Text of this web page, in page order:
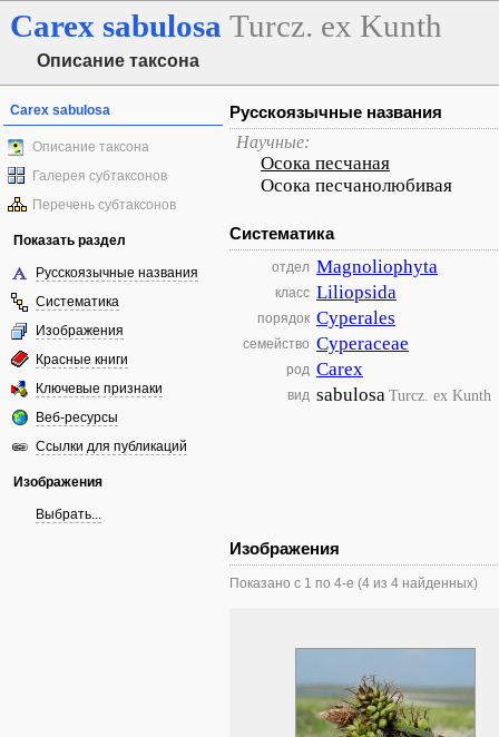
Carex sabulosa Turcz. ex Kunth
Описание таксона
Carex sabulosa
Описание таксона
Галерея субтаксонов
Перечень субтаксонов
Показать раздел
Русскоязычные названия
Систематика
Изображения
Красные книги
Ключевые признаки
Веб-ресурсы
Ссылки для публикаций
Изображения
Выбрать...
Русскоязычные названия
Научные:
Осока песчаная
Осока песчанолюбивая
Систематика
отдел Magnoliophyta
класс Liliopsida
порядок Cyperales
семейство Cyperaceae
род Carex
вид sabulosaTurcz. ex Kunth
Изображения
Показано с 1 по 4-е (4 из 4 найденных)